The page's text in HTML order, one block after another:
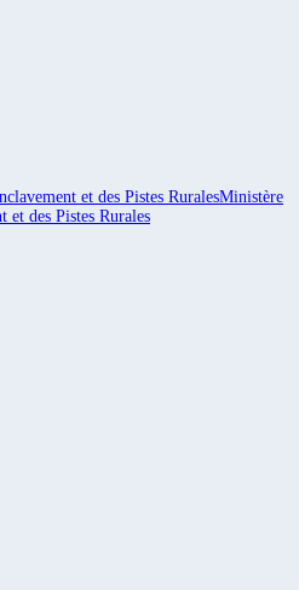
et des Pistes RuralesMinistère
et des Pistes Rurales